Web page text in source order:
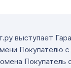
выступает
Покупателю
Покупатель